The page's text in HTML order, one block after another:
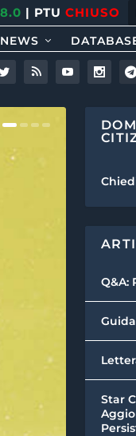
| PTUCHIUSO
NEWS
Q&A:
Star